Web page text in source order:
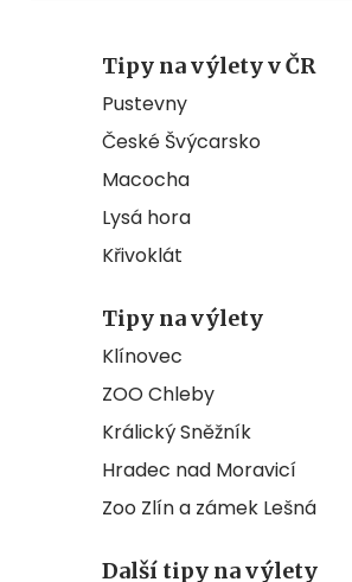
Tipy na výlety v ČR
Pustevny
České Švýcarsko
Macocha
Lysá hora
Křivoklát
Tipy na výlety
Klínovec
ZOO Chleby
Králický Sněžník
Hradec nad Moravicí
Zoo Zlín a zámek Lešná
Další tipy na výlety